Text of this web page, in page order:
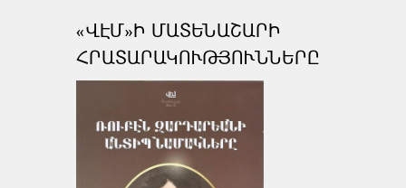
«ՎԷՄ»Ի ՄԱՏԵՆԱՇԱՐԻ
ՀՐԱՏԱՐԱԿՈՒԹՅՈՒՆՆԵՐԸ